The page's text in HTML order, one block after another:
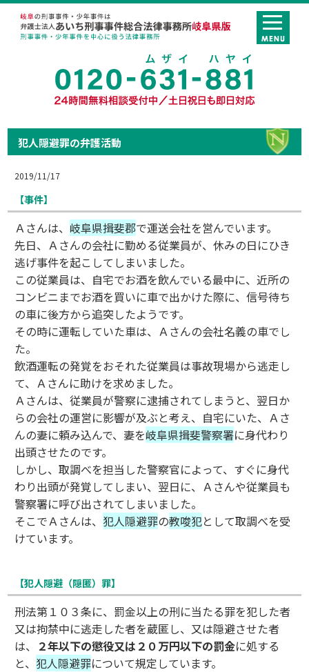
犯人隠避罪の弁護活動
2019/11/17
【事件】
Ａさんは、 岐阜県揖斐郡で運送会社を営んでいます。
先日、Ａさんの会社に勤める従業員が、休みの日にひき
逃げ事件を起こしてしまいました。
この従業員は、自宅でお酒を飲んでいる最中に、近所の
コンビニまでお酒を買いに車で出かけた際に、信号待ち
の車に後方から追突したようです。
その時に運転していた車は、Ａさんの会社名義の車でし
た。
飲酒運転の発覚をおそれた従業員は事故現場から逃走し
て、Ａさんに助けを求めました。
Ａさんは、従業員が警察に逮捕されてしまうと、翌日か
らの会社の運営に影響が及ぶと考え、自宅にいた、Ａさ
んの妻に頼み込んで、妻を岐阜県揖斐警察署に身代わり
出頭させたのです。
しかし、取調べを担当した警察官によって、すぐに身代
わり出頭が発覚してしまい、翌日に、Ａさんや従業員も
警察署に呼び出されてしまいました。
そこでＡさんは、 犯人隠避罪の教唆犯として取調べを受
けています。
【犯人隠避（隠匿）罪】
刑法第１０３条に、罰金以上の刑に当たる罪を犯した者
又は拘禁中に逃走した者を蔵匿し、又は隠避させた者
は、 ２年以下の懲役又は２０万円以下の罰金に処する
と、 犯人隠避罪について規定しています。